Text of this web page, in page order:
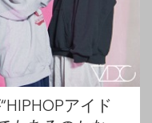
アイド